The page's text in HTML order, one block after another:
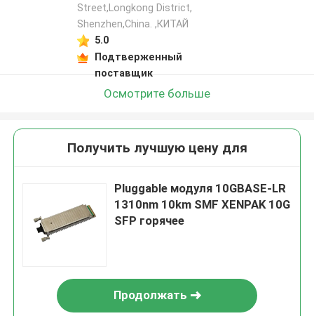
Street,Longkong District,
Shenzhen,China. ,КИТАЙ
5.0
Подтверженный
поставщик
Осмотрите больше
Получить лучшую цену для
Pluggable модуля 10GBASE-LR
1310nm 10km SMF XENPAK 10G
SFP горячее
Продолжать